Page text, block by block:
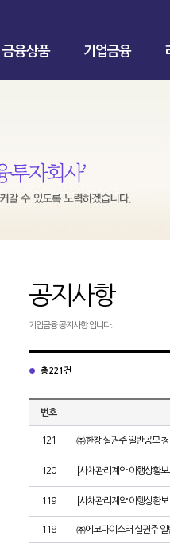
금융상품 기업금융
공지사항
기업금융 공지사항 입니다.
총 221건
번호
121 ㈜한창 실권주 일반공모
120 [사채관리계약 이행상황
119 [사채관리계약 이행상황
118 ㈜에코마이스터 실권주 일